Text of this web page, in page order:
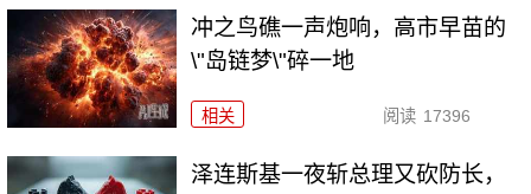
冲之鸟礁一声炮响，高市早苗的
\"岛链梦\"碎一地
相关 阅读 17396
泽连斯基一夜斩总理又砍防长，